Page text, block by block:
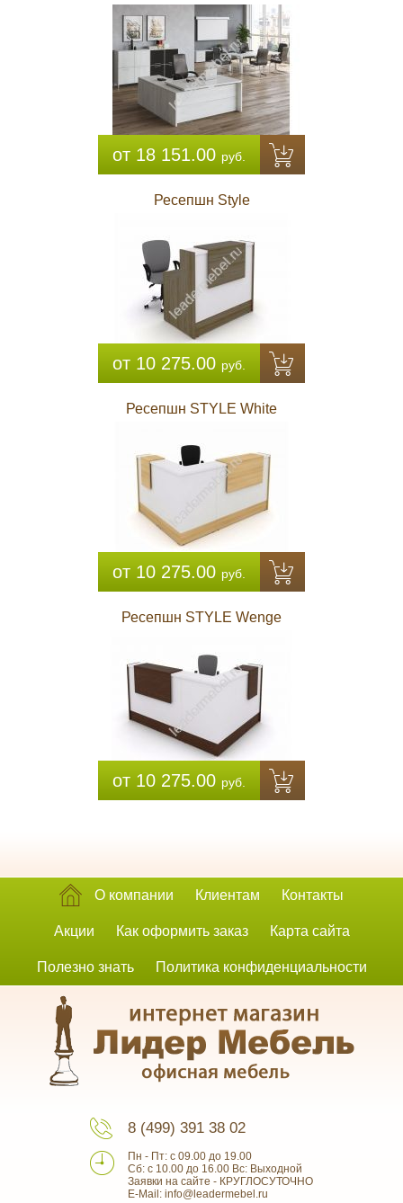
от 18 151.00 руб.
Ресепшн Style
от 10 275.00 руб.
Ресепшн STYLE White
от 10 275.00 руб.
Ресепшн STYLE Wenge
от 10 275.00 руб.
О компании Клиентам Контакты
Акции Как оформить заказ Карта сайта
Полезно знать Политика конфиденциальности
8 (499) 391 38 02
Пн - Пт: с 09.00 до 19.00
Сб: с 10.00 до 16.00 Вс: Выходной
Заявки на сайте - КРУГЛОСУТОЧНО
E-Mail: info@leadermebel.ru